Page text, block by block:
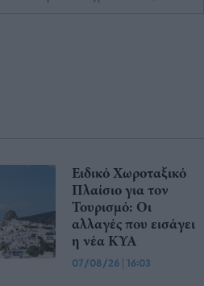
Ειδικό Χωροταξικό
Πλαίσιο για τον
Τουρισμό: Οι
αλλαγές που εισάγει
η νέα ΚΥΑ
07/08/26 | 16:03